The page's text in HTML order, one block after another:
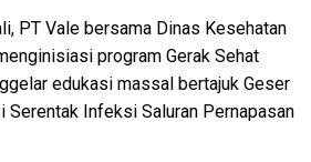
PT Vale bersama Dinas Kesehatan
program Gerak Sehat
edukasi massal bertajuk Geser
Serentak Infeksi Saluran Pernapasan